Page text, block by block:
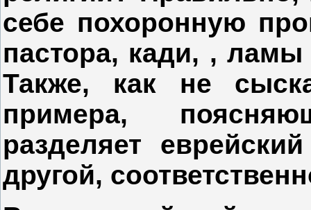
себе похоронную
пастора, кади, ,
Также, как не
примера,
разделяет
другой,